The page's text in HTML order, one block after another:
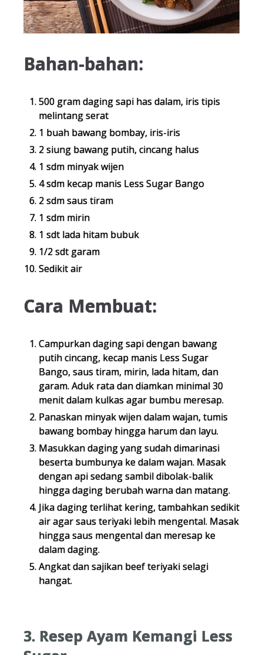
Bahan-bahan:
500 gram daging sapi has dalam, iris tipis
melintang serat
1 buah bawang bombay, iris-iris
2 siung bawang putih, cincang halus
1 sdm minyak wijen
4 sdm kecap manis Less Sugar Bango
2 sdm saus tiram
1 sdm mirin
1 sdt lada hitam bubuk
1/2 sdt garam
Sedikit air
Cara Membuat:
Campurkan daging sapi dengan bawang
putih cincang, kecap manis Less Sugar
Bango, saus tiram, mirin, lada hitam, dan
garam. Aduk rata dan diamkan minimal 30
menit dalam kulkas agar bumbu meresap.
Panaskan minyak wijen dalam wajan, tumis
bawang bombay hingga harum dan layu.
Masukkan daging yang sudah dimarinasi
beserta bumbunya ke dalam wajan. Masak
dengan api sedang sambil dibolak-balik
hingga daging berubah warna dan matang.
Jika daging terlihat kering, tambahkan sedikit
air agar saus teriyaki lebih mengental. Masak
hingga saus mengental dan meresap ke
dalam daging.
Angkat dan sajikan beef teriyaki selagi
hangat.
3. Resep Ayam Kemangi Less